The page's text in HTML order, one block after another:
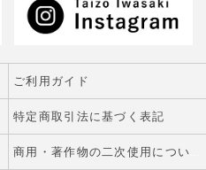
ご利用ガイド
特定商取引法に基づく表記